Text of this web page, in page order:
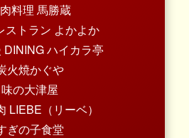
料理 馬勝蔵
ストラン よかよか
DINING ハイカラ亭
火焼かぐや
味の大津屋
LIEBE（リーベ）
ぎの子食堂